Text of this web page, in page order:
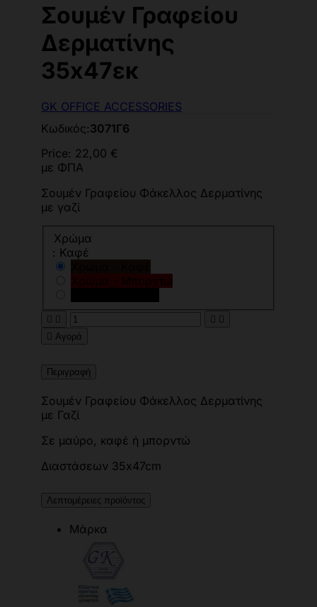
Σουμέν Γραφείου
Δερματίνης
35x47εκ
GK OFFICE ACCESSORIES
Κωδικός:3071Γ6
Price: 22,00 €
με ΦΠΑ
Σουμέν Γραφείου Φάκελλος Δερματίνης
με γαζί
Χρώμα
: Καφέ
Χρώμα - Μπορντώ
   
 Αγορά
Περιγραφή
Σουμέν Γραφείου Φάκελλος Δερματίνης
με Γαζί
Σε μαύρο, καφέ ή μπορντώ
Διαστάσεων 35x47cm
Λεπτομέρειες προϊόντος
Μάρκα